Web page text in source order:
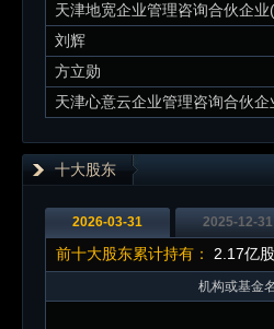
天津地宽企业管理咨询合伙企业
刘辉
方立勋
天津心意云企业管理咨询合伙
十大股东
2026-03-31 2025-12-31
前十大股东累计持有： 2.17亿股
机构或基金